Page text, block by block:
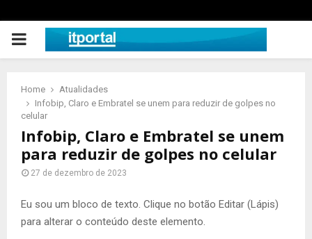
PRIMARY
Home
Atualidades
Infobip, Claro e Embratel se unem para reduzir de golpes no
celular
Infobip, Claro e Embratel se unem
para reduzir de golpes no celular
27 de dezembro de 2023
Eu sou um bloco de texto. Clique no botão Editar (Lápis)
para alterar o conteúdo deste elemento.